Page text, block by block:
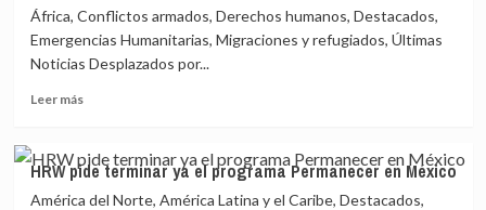
detenida
y
México
llegada
África, Conflictos armados, Derechos humanos, Destacados,
Emergencias Humanitarias, Migraciones y refugiados, Últimas
Noticias Desplazados por...
Leer másLeer
Oleadas
de
refugiados
HRW pide terminar ya el programa Permanecer en México
América del Norte, América Latina y el Caribe, Destacados,